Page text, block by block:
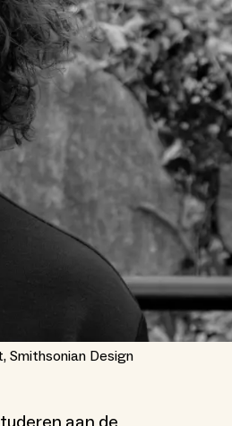
Smithsonian Design